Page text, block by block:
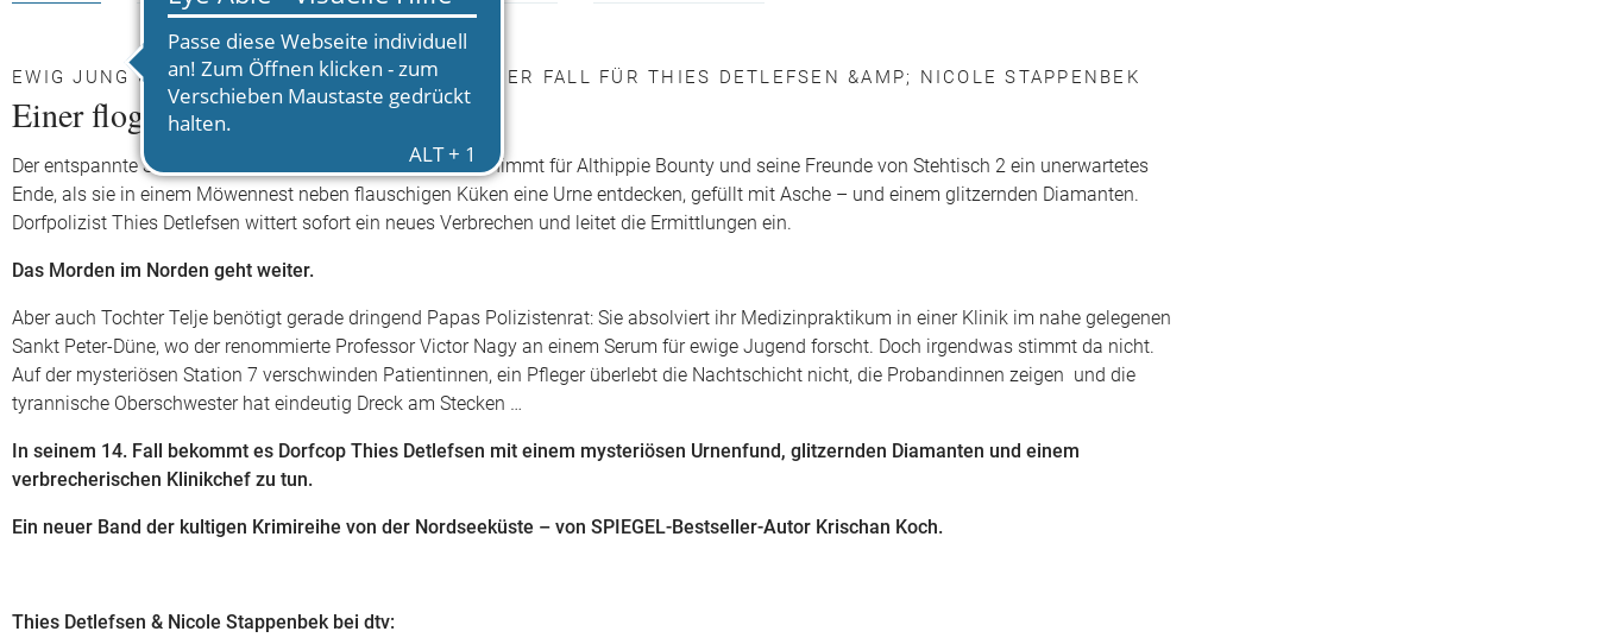
EWIG JUNG UND TOT IN FREDENBÜLL- EIN NEUER FALL FÜR THIES DETLEFSEN &AMP; NICOLE STAPPENBEK
Einer flog über das Möwennest
Der entspannte Sommerabend an Fredenbülls Badestelle nimmt für Althippie Bounty und seine Freunde von Stehtisch 2 ein unerwartetes
Ende, als sie in einem Möwennest neben flauschigen Küken eine Urne entdecken, gefüllt mit Asche – und einem glitzernden Diamanten.
Dorfpolizist Thies Detlefsen wittert sofort ein neues Verbrechen und leitet die Ermittlungen ein.
Das Morden im Norden geht weiter.
Aber auch Tochter Telje benötigt gerade dringend Papas Polizistenrat: Sie absolviert ihr Medizinpraktikum in einer Klinik im nahe gelegenen
Sankt Peter-Düne, wo der renommierte Professor Victor Nagy an einem Serum für ewige Jugend forscht. Doch irgendwas stimmt da nicht.
Auf der mysteriösen Station 7 verschwinden Patientinnen, ein Pfleger überlebt die Nachtschicht nicht, die Probandinnen zeigen und die
tyrannische Oberschwester hat eindeutig Dreck am Stecken …
In seinem 14. Fall bekommt es Dorfcop Thies Detlefsen mit einem mysteriösen Urnenfund, glitzernden Diamanten und einem
verbrecherischen Klinikchef zu tun.
Ein neuer Band der kultigen Krimireihe von der Nordseeküste – von SPIEGEL-Bestseller-Autor Krischan Koch.
Thies Detlefsen & Nicole Stappenbek bei dtv: